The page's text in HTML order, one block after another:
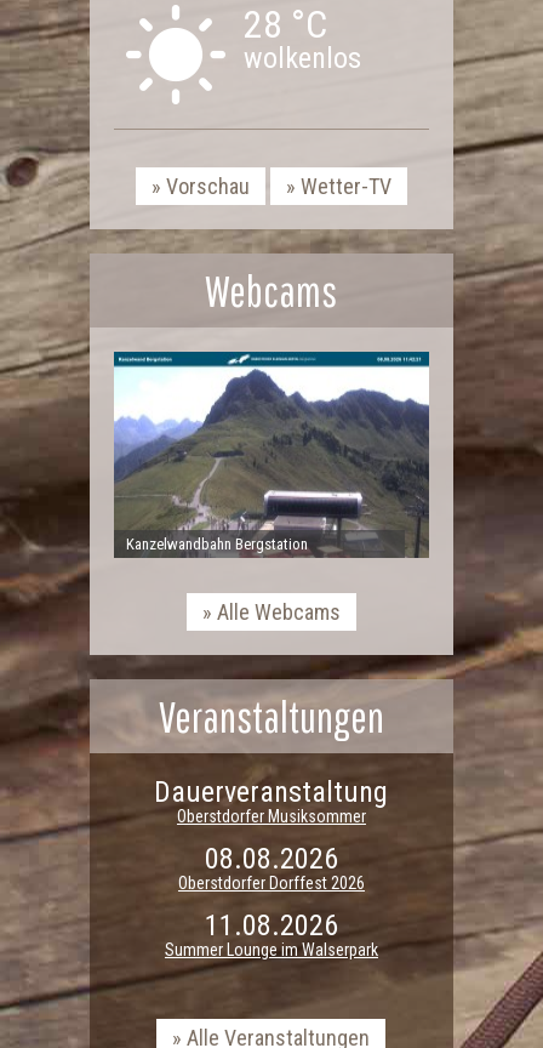
28 °C
wolkenlos
Vorschau Wetter-TV
Webcams
Kanzelwandbahn Bergstation
Alle Webcams
Veranstaltungen
Dauerveranstaltung
Oberstdorfer Musiksommer
08.08.2026
Oberstdorfer Dorffest 2026
11.08.2026
Summer Lounge im Walserpark
Alle Veranstaltungen